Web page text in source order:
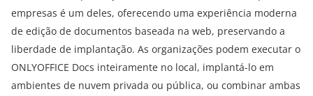
empresas é um deles, oferecendo uma experiência moderna
de edição de documentos baseada na web, preservando a
liberdade de implantação. As organizações podem executar o
ONLYOFFICE Docs inteiramente no local, implantá-lo em
ambientes de nuvem privada ou pública, ou combinar ambas